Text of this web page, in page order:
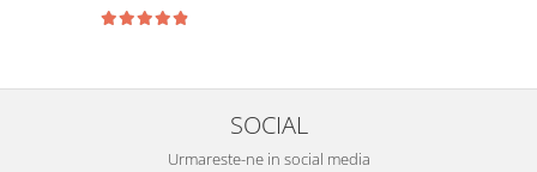
SOCIAL
Urmareste-ne in social media